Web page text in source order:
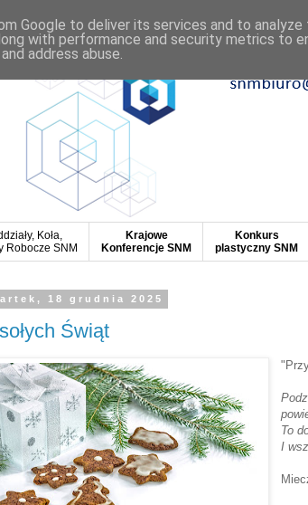
Koła,
Robocze SNM
Krajowe
Konferencje SNM
Konkurs
plastyczny SNM
18 grudnia 2025
Świąt
To
I
Google to deliver its services and to analyze
with performance and security metrics to
address abuse.